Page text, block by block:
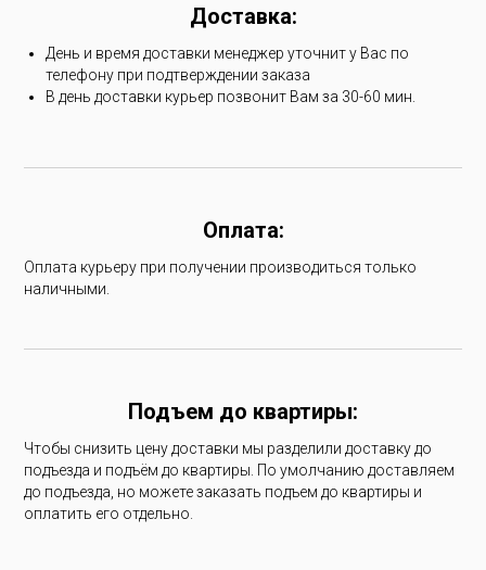
Доставка:
День и время доставки менеджер уточнит у Вас по
телефону при подтверждении заказа
В день доставки курьер позвонит Вам за 30-60 мин.
Оплата:
Оплата курьеру при получении производиться только
наличными.
Подъем до квартиры:
Чтобы снизить цену доставки мы разделили доставку до
подъезда и подъём до квартиры. По умолчанию доставляем
до подъезда, но можете заказать подъем до квартиры и
оплатить его отдельно.